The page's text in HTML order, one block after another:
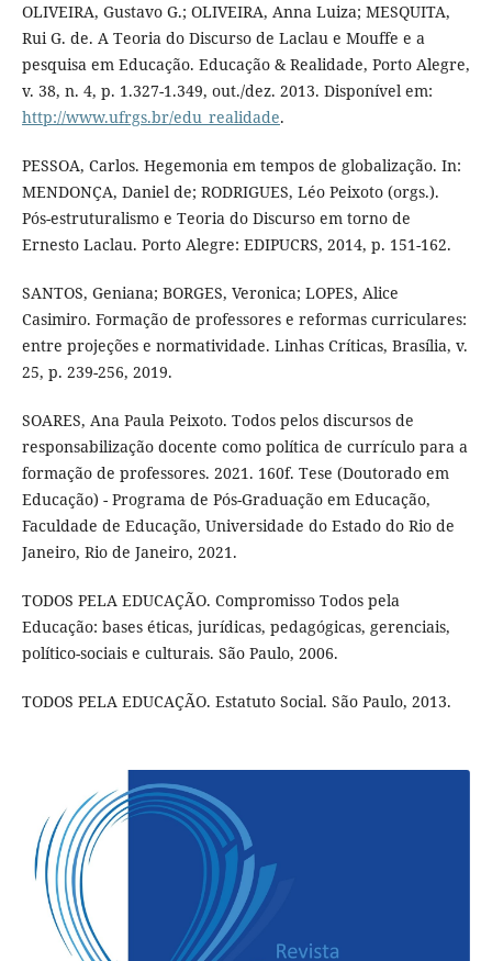
OLIVEIRA, Gustavo G.; OLIVEIRA, Anna Luiza; MESQUITA,
Rui G. de. A Teoria do Discurso de Laclau e Mouffe e a
pesquisa em Educação. Educação & Realidade, Porto Alegre,
v. 38, n. 4, p. 1.327-1.349, out./dez. 2013. Disponível em:
http://www.ufrgs.br/edu_realidade.
PESSOA, Carlos. Hegemonia em tempos de globalização. In:
MENDONÇA, Daniel de; RODRIGUES, Léo Peixoto (orgs.).
Pós-estruturalismo e Teoria do Discurso em torno de
Ernesto Laclau. Porto Alegre: EDIPUCRS, 2014, p. 151-162.
SANTOS, Geniana; BORGES, Veronica; LOPES, Alice
Casimiro. Formação de professores e reformas curriculares:
entre projeções e normatividade. Linhas Críticas, Brasília, v.
25, p. 239-256, 2019.
SOARES, Ana Paula Peixoto. Todos pelos discursos de
responsabilização docente como política de currículo para a
formação de professores. 2021. 160f. Tese (Doutorado em
Educação) - Programa de Pós-Graduação em Educação,
Faculdade de Educação, Universidade do Estado do Rio de
Janeiro, Rio de Janeiro, 2021.
TODOS PELA EDUCAÇÃO. Compromisso Todos pela
Educação: bases éticas, jurídicas, pedagógicas, gerenciais,
político-sociais e culturais. São Paulo, 2006.
TODOS PELA EDUCAÇÃO. Estatuto Social. São Paulo, 2013.